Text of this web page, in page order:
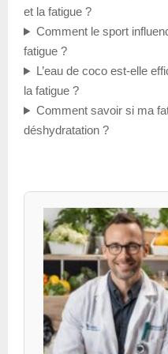
et la fatigue ?
Comment le sport
fatigue ?
L’eau de coco est-elle
la fatigue ?
Comment savoir si ma
déshydratation ?